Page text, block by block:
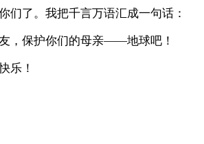
们了。我把千言万语汇成一句话：
保护你们的母亲——地球吧！
乐！